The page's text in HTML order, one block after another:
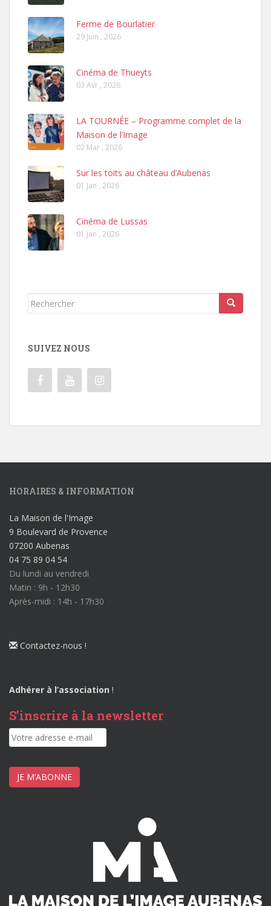
Ferme de Bourlatier
29 Juin , 2026
Cinéma de Thueyts
03 Avr , 2026
LA TOURNÉE – Programme complet de la
Maison de l’Image
02 Mar , 2026
Sur les toits au château d’Aubenas
01 Jan , 2026
Cinéma de Lussas
01 Jan , 2026
Rechercher...
SUIVEZ NOUS
HORAIRES & INFORMATION
La Maison de l'Image
9 Boulevard de Provence
07200 Aubenas
04 75 89 04 54
Du lundi au vendredi
Matin : 9h - 12h30
Après-midi : 14h - 17h30
Contactez-nous !
Adhérer à l’association !
S’inscrire à la newsletter
JE M’ABONNE